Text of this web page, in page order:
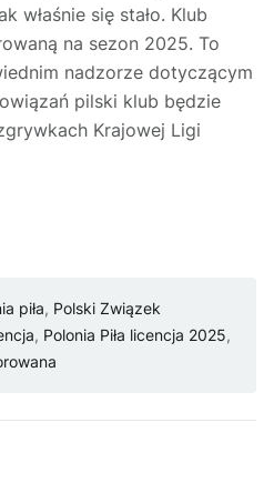
właśnie się stało. Klub
na sezon 2025. To
nadzorze dotyczącym
pilski klub będzie
Krajowej Ligi
piła, Polski Związek
, Polonia Piła licencja 2025,